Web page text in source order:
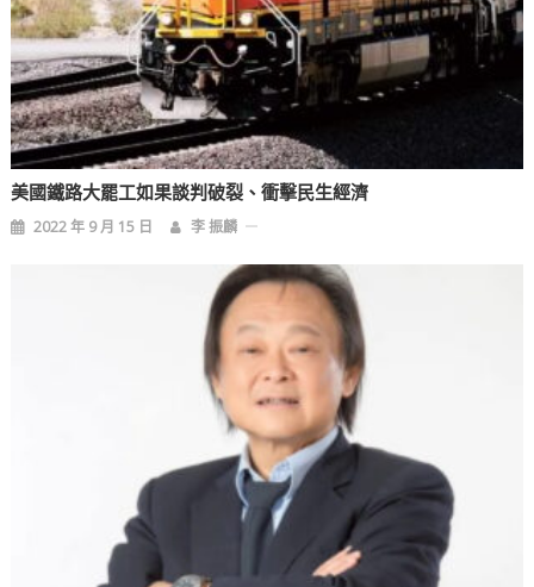
美國鐵路大罷工如果談判破裂、衝擊民生經濟
2022 年 9 月 15 日 李 振麟